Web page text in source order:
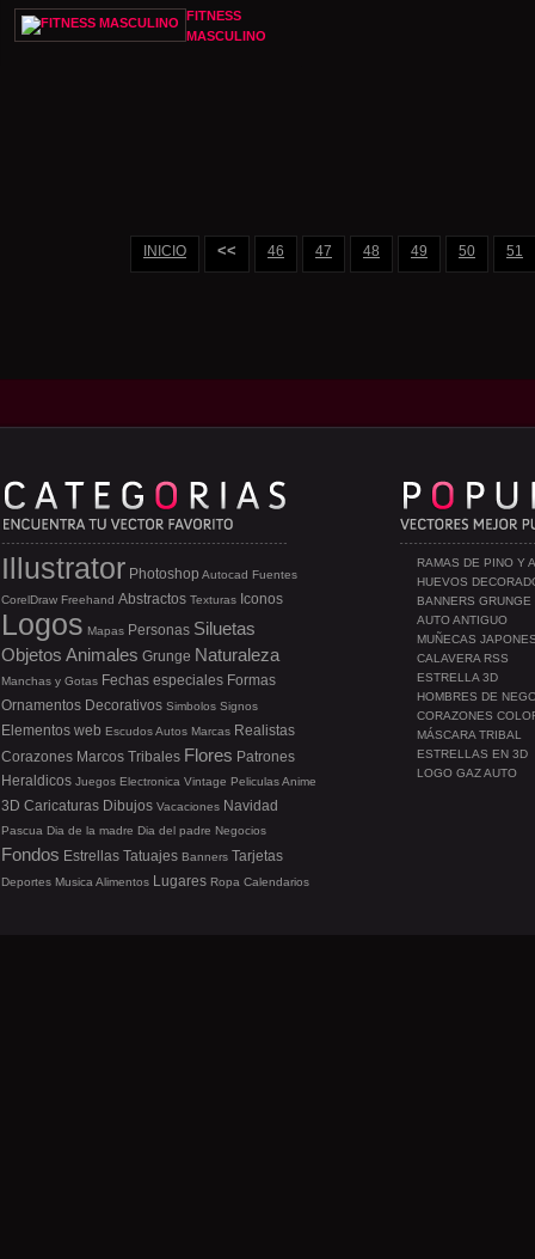
FITNESS
MASCULINO
INICIO << 46 47 48 49 50 51
RAMAS DE PINO Y
HUEVOS
BANNERS GRUNGE
AUTO ANTIGUO
MUÑECAS
CALAVERA RSS
ESTRELLA 3D
HOMBRES DE
CORAZONES
MÁSCARA TRIBAL
ESTRELLAS EN 3D
LOGO GAZ AUTO
Illustrator Photoshop Autocad Fuentes
CorelDraw Freehand Abstractos Texturas Iconos
Logos Mapas Personas Siluetas
Objetos Animales Grunge Naturaleza
Manchas y Gotas Fechas especiales Formas
Ornamentos Decorativos Simbolos Signos
Elementos web EscudosAutos Marcas Realistas
Corazones Marcos Tribales Flores Patrones
Heraldicos Juegos Electronica Vintage PeliculasAnime
3D Caricaturas Dibujos Vacaciones Navidad
Pascua Dia de la madre Dia del padre Negocios
Fondos Estrellas Tatuajes Banners Tarjetas
Deportes Musica Alimentos Lugares Ropa Calendarios